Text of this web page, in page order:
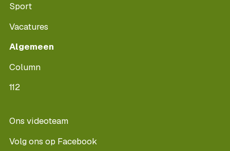
Sport
Vacatures
Algemeen
Column
112
Ons videoteam
Volg ons op Facebook